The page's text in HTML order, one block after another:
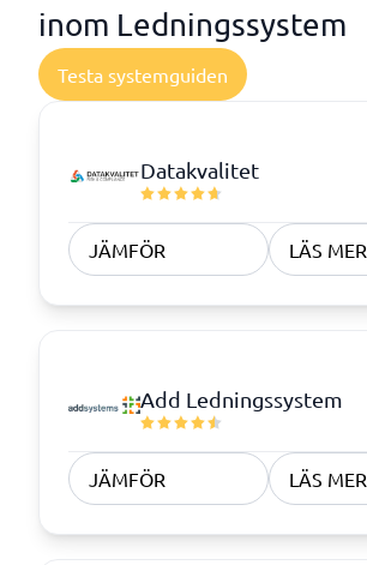
inom Ledningssystem
Testa systemguiden
Datakvalitet
JÄMFÖR LÄS MER
Add Ledningssystem
JÄMFÖR LÄS MER